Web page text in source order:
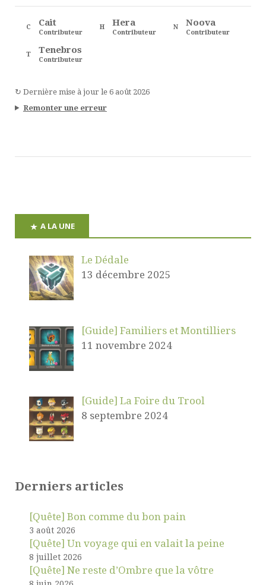
C Cait
Contributeur
H Hera
Contributeur
N Noova
Contributeur
T Tenebros
Contributeur
↻ Dernière mise à jour le 6 août 2026
Remonter une erreur
A LA UNE
Le Dédale
13 décembre 2025
[Guide] Familiers et Montilliers
11 novembre 2024
[Guide] La Foire du Trool
8 septembre 2024
Derniers articles
[Quête] Bon comme du bon pain
3 août 2026
[Quête] Un voyage qui en valait la peine
8 juillet 2026
[Quête] Ne reste d’Ombre que la vôtre